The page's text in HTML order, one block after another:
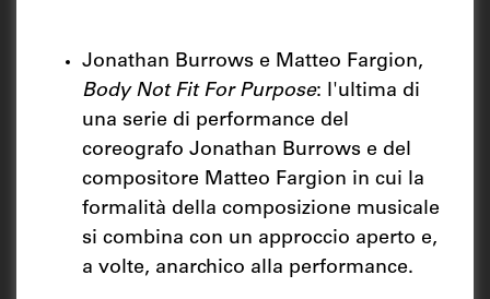
Jonathan Burrows e Matteo Fargion,
Body Not Fit For Purpose: l'ultima di
una serie di performance del
coreografo Jonathan Burrows e del
compositore Matteo Fargion in cui la
formalità della composizione musicale
si combina con un approccio aperto e,
a volte, anarchico alla performance.